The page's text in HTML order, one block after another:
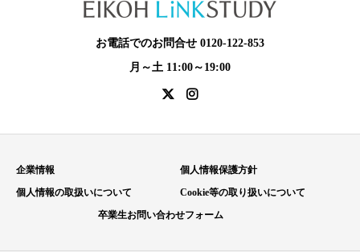
お電話でのお問合せ 0120-122-853
月～土 11:00～19:00
企業情報
個人情報保護方針
個人情報の取扱いについて
Cookie等の取り扱いについて
卒業生お問い合わせフォーム